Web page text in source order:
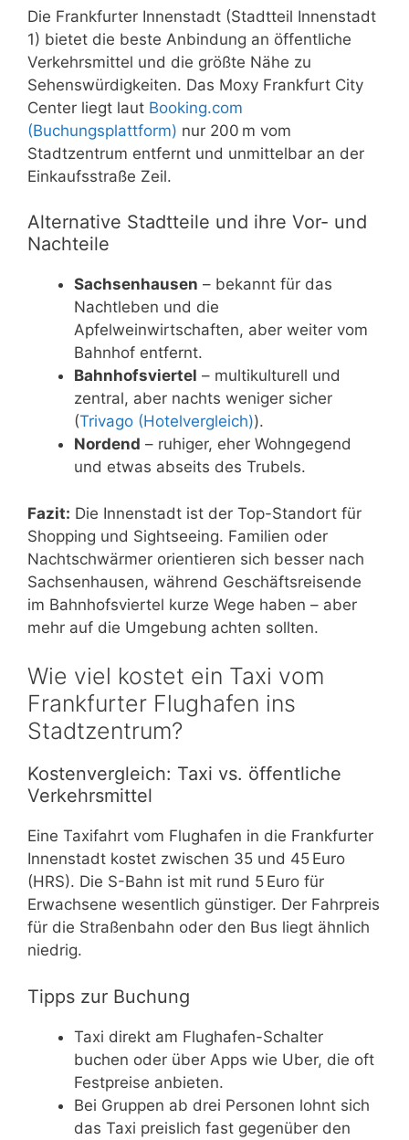
Die Frankfurter Innenstadt (Stadtteil Innenstadt
1) bietet die beste Anbindung an öffentliche
Verkehrsmittel und die größte Nähe zu
Sehenswürdigkeiten. Das Moxy Frankfurt City
Center liegt laut Booking.com
(Buchungsplattform) nur 200 m vom
Stadtzentrum entfernt und unmittelbar an der
Einkaufsstraße Zeil.
Alternative Stadtteile und ihre Vor- und
Nachteile
Sachsenhausen – bekannt für das
Nachtleben und die
Apfelweinwirtschaften, aber weiter vom
Bahnhof entfernt.
Bahnhofsviertel – multikulturell und
zentral, aber nachts weniger sicher
(Trivago (Hotelvergleich)).
Nordend – ruhiger, eher Wohngegend
und etwas abseits des Trubels.
Fazit: Die Innenstadt ist der Top-Standort für
Shopping und Sightseeing. Familien oder
Nachtschwärmer orientieren sich besser nach
Sachsenhausen, während Geschäftsreisende
im Bahnhofsviertel kurze Wege haben – aber
mehr auf die Umgebung achten sollten.
Wie viel kostet ein Taxi vom
Frankfurter Flughafen ins
Stadtzentrum?
Kostenvergleich: Taxi vs. öffentliche
Verkehrsmittel
Eine Taxifahrt vom Flughafen in die Frankfurter
Innenstadt kostet zwischen 35 und 45 Euro
(HRS). Die S-Bahn ist mit rund 5 Euro für
Erwachsene wesentlich günstiger. Der Fahrpreis
für die Straßenbahn oder den Bus liegt ähnlich
niedrig.
Tipps zur Buchung
Taxi direkt am Flughafen-Schalter
buchen oder über Apps wie Uber, die oft
Festpreise anbieten.
Bei Gruppen ab drei Personen lohnt sich
das Taxi preislich fast gegenüber den